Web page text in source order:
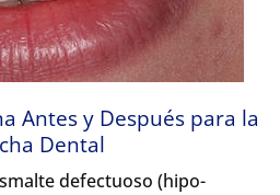
Antes y Después para la
Dental
defectuoso (hipo-